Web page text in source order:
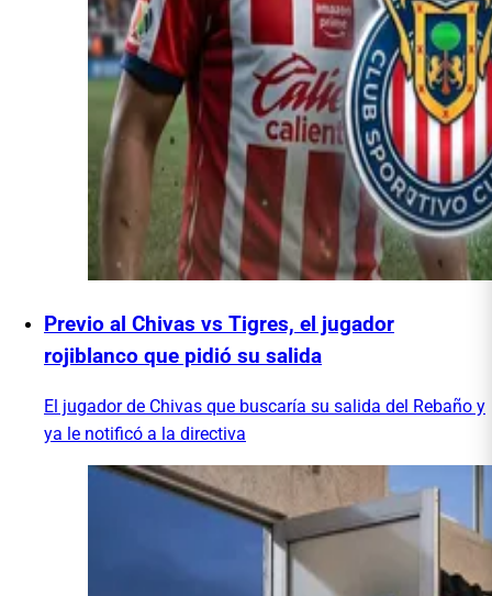
Previo al Chivas vs Tigres, el jugador
rojiblanco que pidió su salida
El jugador de Chivas que buscaría su salida del Rebaño y
ya le notificó a la directiva